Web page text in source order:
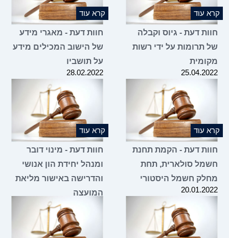
קרא עוד
חוות דעת - גיוס וקבלה
של תרומות על ידי רשות
מקומית
25.04.2022
קרא עוד
חוות דעת - מאגרי מידע
של הישוב המכילים מידע
על תושביו
28.02.2022
קרא עוד
חוות דעת - הקמת תחנת
חשמל סולארית, תחת
מחלק חשמל היסטורי
20.01.2022
קרא עוד
חוות דעת - מינוי דובר
ומנהל יחידת הון אנושי
והדרישה באישור מליאת
המועצה